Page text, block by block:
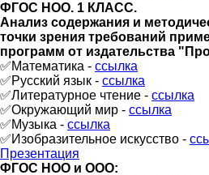
ФГОС НОО. 1 КЛАСС.
Анализ содержания и
точки зрения требований
программ от издательства
✅Математика - ссылка
✅Русский язык - ссылка
✅Литературное чтение - ссылка
✅Окружающий мир - ссылка
✅Музыка - ссылка
✅Изобразительное искусство -
Презентация
ФГОС НОО и ООО: